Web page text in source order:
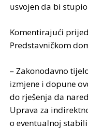
usvojen da bi
Komentirajući
Predstavničkom
– Zakonodavno
izmjene i dopune
do rješenja da
Uprava za
o eventualnoj